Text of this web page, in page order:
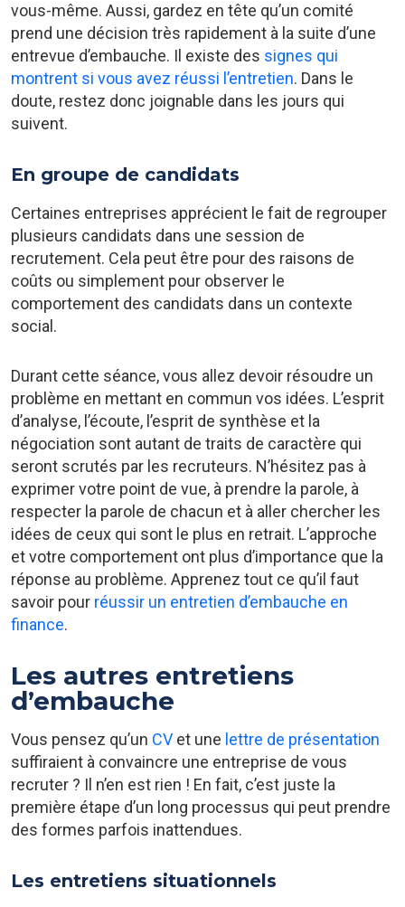
vous-même. Aussi, gardez en tête qu’un comité
prend une décision très rapidement à la suite d’une
entrevue d’embauche. Il existe des signes qui
montrent si vous avez réussi l’entretien. Dans le
doute, restez donc joignable dans les jours qui
suivent.
En groupe de candidats
Certaines entreprises apprécient le fait de regrouper
plusieurs candidats dans une session de
recrutement. Cela peut être pour des raisons de
coûts ou simplement pour observer le
comportement des candidats dans un contexte
social.
Durant cette séance, vous allez devoir résoudre un
problème en mettant en commun vos idées. L’esprit
d’analyse, l’écoute, l’esprit de synthèse et la
négociation sont autant de traits de caractère qui
seront scrutés par les recruteurs. N’hésitez pas à
exprimer votre point de vue, à prendre la parole, à
respecter la parole de chacun et à aller chercher les
idées de ceux qui sont le plus en retrait. L’approche
et votre comportement ont plus d’importance que la
réponse au problème. Apprenez tout ce qu’il faut
savoir pour réussir un entretien d’embauche en
finance.
Les autres entretiens
d’embauche
Vous pensez qu’un CV et une lettre de présentation
suffiraient à convaincre une entreprise de vous
recruter ? Il n’en est rien ! En fait, c’est juste la
première étape d’un long processus qui peut prendre
des formes parfois inattendues.
Les entretiens situationnels